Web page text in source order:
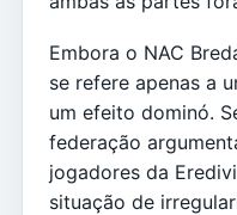
Embora o NAC
se refere apenas a
um efeito dominó.
federação
jogadores da
situação de